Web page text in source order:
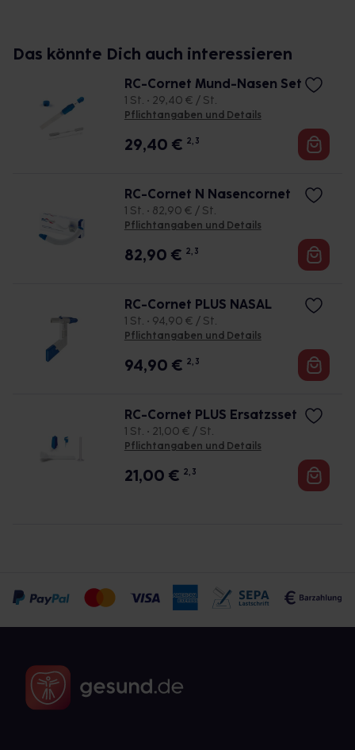
Das könnte Dich auch interessieren
RC-Cornet Mund-Nasen Set
1 St. • 29,40 € / St.
Pflichtangaben und Details
29,40 € 2, 3
RC-Cornet N Nasencornet
1 St. • 82,90 € / St.
Pflichtangaben und Details
82,90 € 2, 3
RC-Cornet PLUS NASAL
1 St. • 94,90 € / St.
Pflichtangaben und Details
94,90 € 2, 3
RC-Cornet PLUS Ersatzsset
1 St. • 21,00 € / St.
Pflichtangaben und Details
21,00 € 2, 3